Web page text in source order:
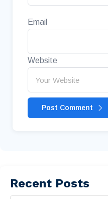
Email
Website
Post Comment
Recent Posts